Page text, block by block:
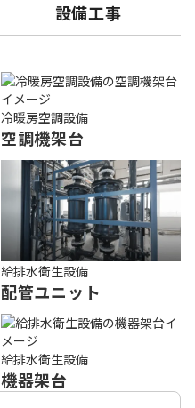
設備工事
冷暖房空調設備
空調機架台
給排水衛生設備
配管ユニット
給排水衛生設備
機器架台